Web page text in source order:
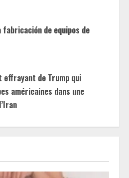
fabricación de equipos de
effrayant de Trump qui
américaines dans une